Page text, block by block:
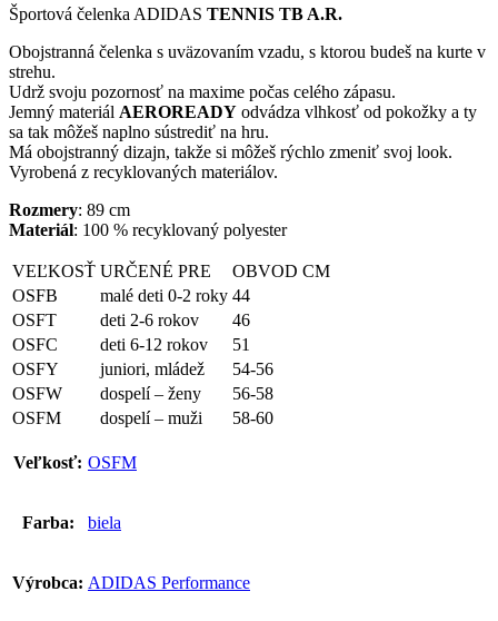
Športová čelenka ADIDAS TENNIS TB A.R.
Obojstranná čelenka s uväzovaním vzadu, s ktorou budeš na kurte v
strehu.
Udrž svoju pozornosť na maxime počas celého zápasu.
Jemný materiál AEROREADY odvádza vlhkosť od pokožky a ty
sa tak môžeš naplno sústrediť na hru.
Má obojstranný dizajn, takže si môžeš rýchlo zmeniť svoj look.
Vyrobená z recyklovaných materiálov.
Rozmery: 89 cm
Materiál: 100 % recyklovaný polyester
VEĽKOSŤ URČENÉ PRE
OBVOD CM
OSFB
malé deti 0-2 roky 44
OSFT
deti 2-6 rokov
46
OSFC
deti 6-12 rokov
51
OSFY
juniori, mládež
54-56
OSFW
dospelí – ženy
56-58
OSFM
dospelí – muži 58-60
Veľkosť: OSFM
Farba: biela
Výrobca: ADIDAS Performance